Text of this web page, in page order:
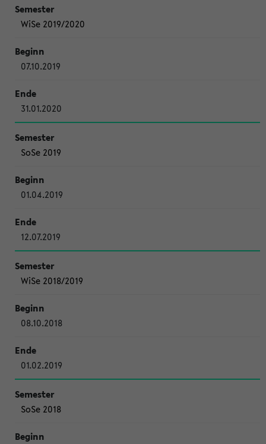
WiSe 2019/2020
07.10.2019
31.01.2020
SoSe 2019
01.04.2019
12.07.2019
WiSe 2018/2019
08.10.2018
01.02.2019
SoSe 2018